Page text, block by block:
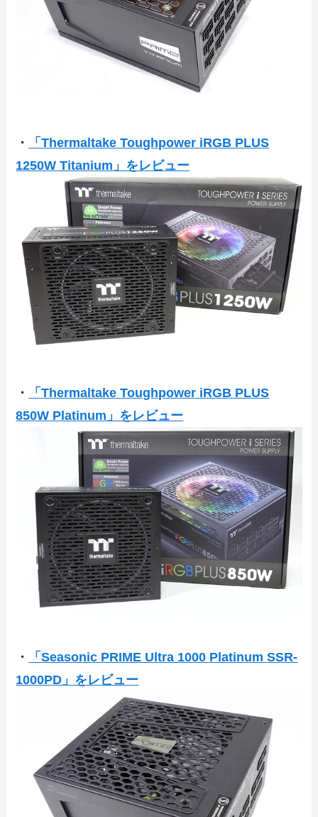
・
「Thermaltake Toughpower iRGB PLUS
1250W Titanium」をレビュー
・
「Thermaltake Toughpower iRGB PLUS
850W Platinum」をレビュー
・
「Seasonic PRIME Ultra 1000 Platinum SSR-
1000PD」をレビュー